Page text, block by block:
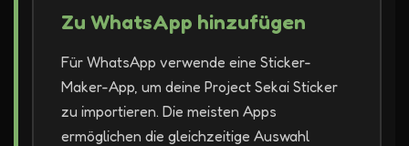
Zu WhatsApp hinzufügen
Für WhatsApp verwende eine Sticker-
Maker-App, um deine Project Sekai Sticker
zu importieren. Die meisten Apps
ermöglichen die gleichzeitige Auswahl